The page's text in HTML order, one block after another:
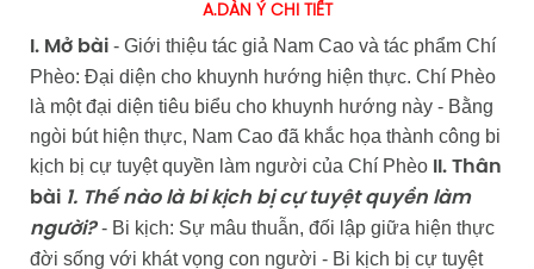
A.DÀN Ý CHI TIẾT
I. Mở bài- Giới thiệu tác giả Nam Cao và tác phẩm Chí
Phèo: Đại diện cho khuynh hướng hiện thực. Chí Phèo
là một đại diện tiêu biểu cho khuynh hướng này - Bằng
ngòi bút hiện thực, Nam Cao đã khắc họa thành công bi
kịch bị cự tuyệt quyền làm người của Chí Phèo
II. Thân
bài 1. Thế nào là bi kịch bị cự tuyệt quyền làm
người?- Bi kịch: Sự mâu thuẫn, đối lập giữa hiện thực
đời sống với khát vọng con người - Bi kịch bị cự tuyệt